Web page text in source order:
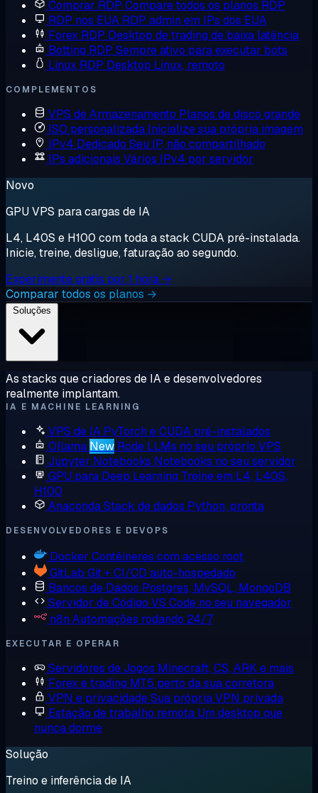
Comprar RDP Compare todos os planos RDP
RDP nos EUA RDP admin em IPs dos EUA
Forex RDP Desktop de trading de baixa latência
Botting RDP Sempre ativo para executar bots
Linux RDP Desktop Linux, remoto
COMPLEMENTOS
VPS de Armazenamento Planos de disco grande
ISO personalizada Inicialize sua própria imagem
IPv4 Dedicado Seu IP, não compartilhado
IPs adicionais Vários IPv4 por servidor
Novo
GPU VPS para cargas de IA
L4, L40S e H100 com toda a stack CUDA pré-instalada.
Inicie, treine, desligue, faturação ao segundo.
Experimente grátis por 1 hora →
Comparar todos os planos →
As stacks que criadores de IA e desenvolvedores
realmente implantam.
IA E MACHINE LEARNING
VPS de IA PyTorch e CUDA pré-instalados
Ollama New Rode LLMs no seu próprio VPS
Jupyter Notebooks Notebooks no seu servidor
GPU para Deep Learning Treine em L4, L40S,
H100
AnacondaStack de dados Python, pronta
DESENVOLVEDORES E DEVOPS
Docker Contêineres com acesso root
GitLab Git + CI/CD auto-hospedado
Bancos de Dados Postgres, MySQL, MongoDB
Servidor de Código VS Code no seu navegador
n8n Automações rodando 24/7
EXECUTAR E OPERAR
Servidores de Jogos Minecraft, CS, ARK e mais
Forex e trading MT5 perto da sua corretora
VPN e privacidadeSua própria VPN privada
Estação de trabalho remota Um desktop que
nunca dorme
Solução
Treino e inferência de IA